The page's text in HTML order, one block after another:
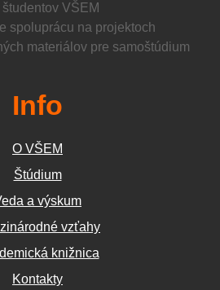
študentov VŠEM
spoluprácu na projektoch
materiálov pre samoštúdium
Info
O VŠEM
Štúdium
a výskum
vzťahy
knižnica
Kontakty